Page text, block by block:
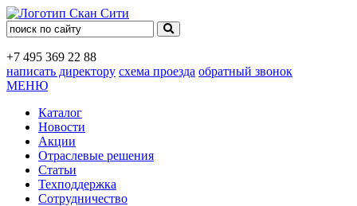
+7 495 369 22 88
написать директору схема проезда обратный звонок
МЕНЮ
Каталог
Новости
Акции
Отраслевые решения
Статьи
Техподдержка
Сотрудничество